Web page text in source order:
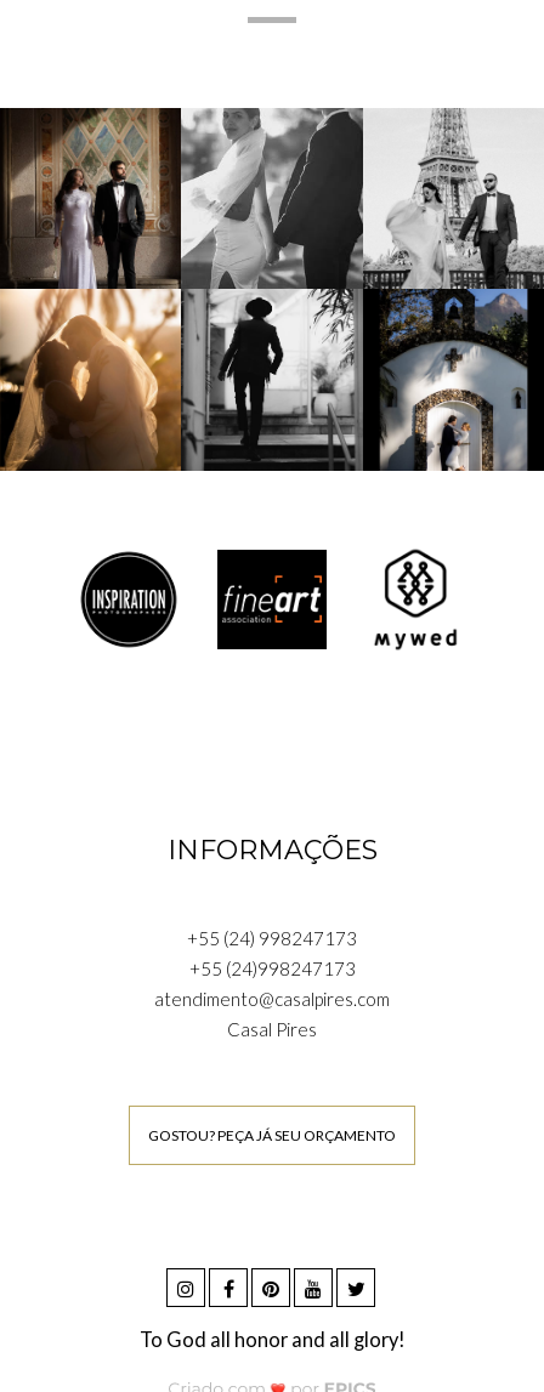
INFORMAÇÕES
+55 (24) 998247173
+55 (24)998247173
atendimento@casalpires.com
Casal Pires
GOSTOU? PEÇA JÁ SEU ORÇAMENTO
To God all honor and all glory!